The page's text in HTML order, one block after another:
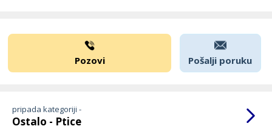
Pozovi Pošalji poruku
pripada kategoriji -
Ostalo - Ptice